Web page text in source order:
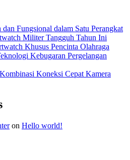
Fungsional dalam Satu Perangkat
Militer Tangguh Tahun Ini
Khusus Pencinta Olahraga
Kebugaran Pergelangan
Koneksi Cepat Kamera
on Hello world!